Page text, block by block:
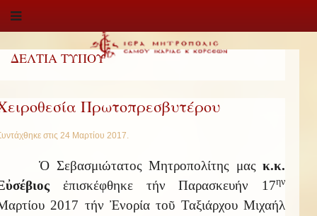
ΔΕΛΤΙΑ ΤΥΠΟΥ
Πρωτοπρεσβυτέρου
στις 24 Μαρτίου 2017.
Ὁ Σεβασμιώτατος Μητροπολίτης μας κ.κ.
ἐπισκέφθηκε τήν Παρασκευήν 17ην
2017 τήν Ἐνορία τοῦ Ταξιάρχου Μιχαήλ